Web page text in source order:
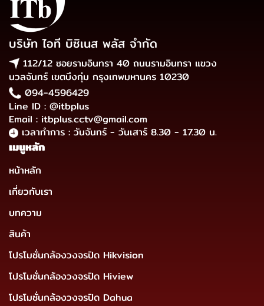
บริษัท ไอที บิซิเนส พลัส จำกัด
112/12 ซอยรามอินทรา 40 ถนนรามอินทรา แขวง
นวลจันทร์ เขตบึงกุ่ม กรุงเทพมหานคร 10230
094-4596429
Line ID : @itbplus
Email : itbplus.cctv@gmail.com
เวลาทำการ : วันจันทร์ - วันเสาร์ 8.30 - 17.30 น.
เมนูหลัก
หน้าหลัก
เกี่ยวกับเรา
บทความ
สินค้า
โปรโมชั่นกล้องวงจรปิด Hikvision
โปรโมชั่นกล้องวงจรปิด Hiview
โปรโมชั่นกล้องวงจรปิด Dahua